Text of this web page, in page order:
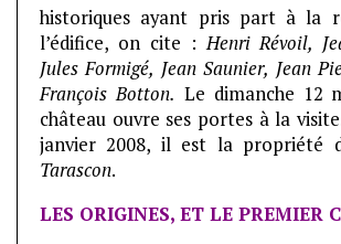
historiques ayant pris part à la
l’édifice, on cite :Henri Révoil,
Jules Formigé, Jean Saunier, Jean
François Botton. Le dimanche 12
château ouvre ses portes à la
janvier 2008, il est la propriété
Tarascon.
LES ORIGINES, ET LE PREMIER